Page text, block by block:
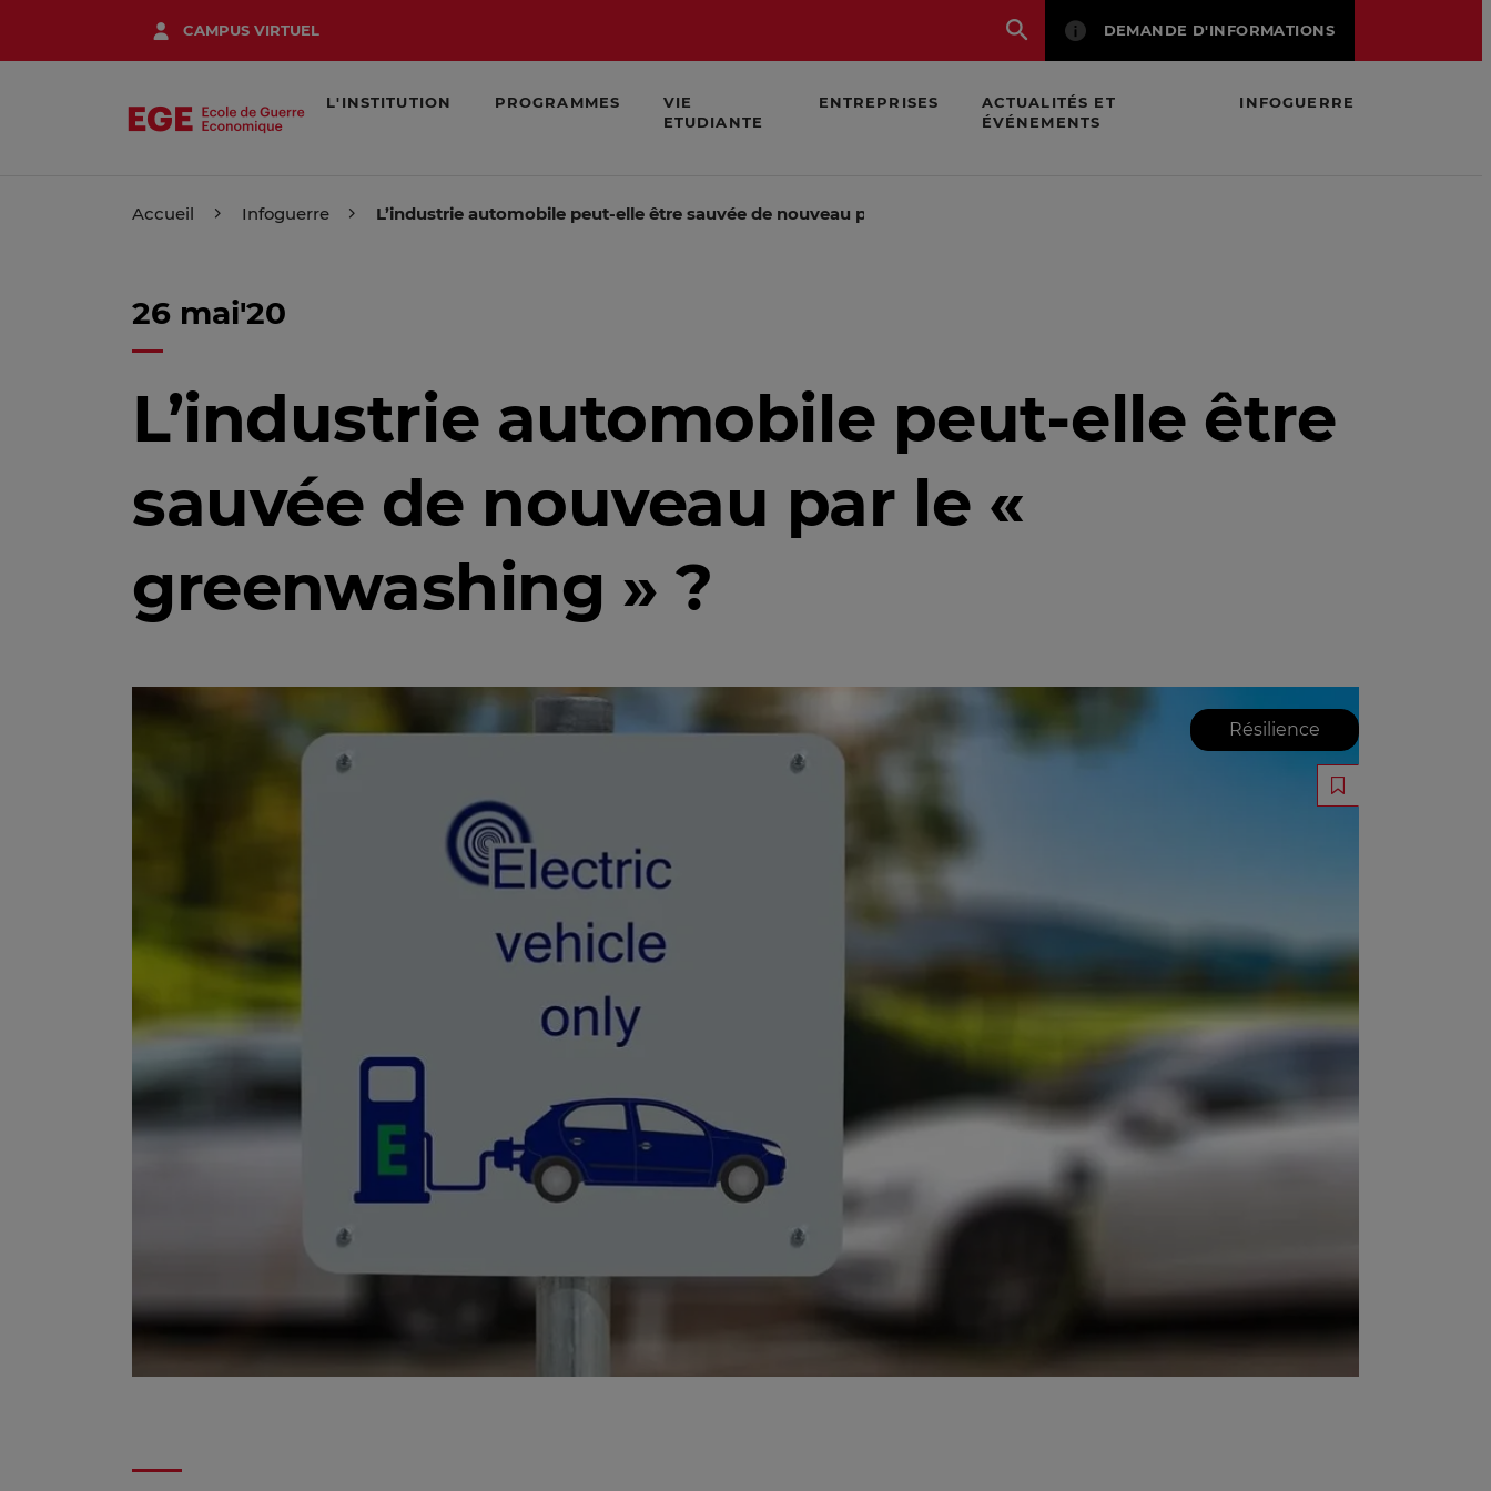
contenu
CAMPUS VIRTUEL DEMANDE D'INFORMATIONS
L'INSTITUTION PROGRAMMES
VIE
ETUDIANTE
ENTREPRISES
ACTUALITÉS ET
ÉVÉNEMENTS
INFOGUERRE
Accueil Infoguerre L’industrie automobile peut-elle être sauvée de nouveau par le « greenwashing » ?
26 mai'20
L’industrie automobile peut-elle être
sauvée de nouveau par le «
greenwashing » ?
Résilience